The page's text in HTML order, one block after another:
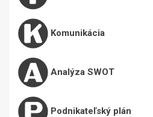
Komunikácia
Analýza SWOT
Podnikateľský plán